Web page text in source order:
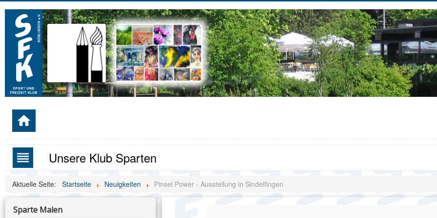
home
reorder Unsere Klub Sparten
Aktuelle Seite: Startseite Neuigkeiten Pinsel Power - Ausstellung in Sindelfingen
Sparte Malen